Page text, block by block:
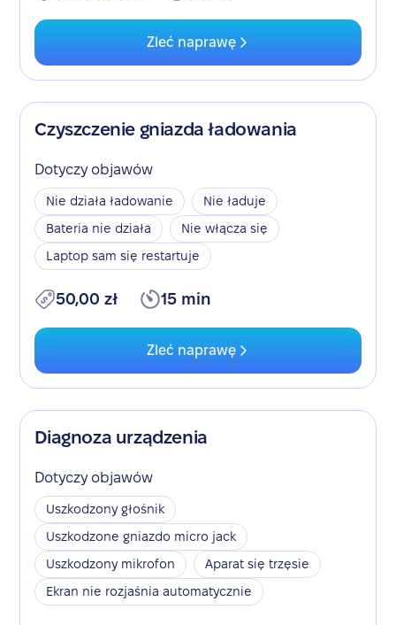
Zleć naprawę
Czyszczenie gniazda ładowania
Dotyczy objawów
Nie działa ładowanie
Nie ładuje
Bateria nie działa
Nie włącza się
Laptop sam się restartuje
50,00 zł 15 min
Zleć naprawę
Diagnoza urządzenia
Dotyczy objawów
Uszkodzony głośnik
Uszkodzone gniazdo micro jack
Uszkodzony mikrofon
Aparat się trzęsie
Ekran nie rozjaśnia automatycznie